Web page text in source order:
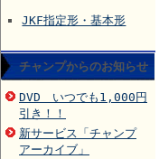
JKF指定形・基本形
チャンプからのお知らせ
DVD いつでも1,000円
引き！！
新サービス「チャンプ
アーカイブ」